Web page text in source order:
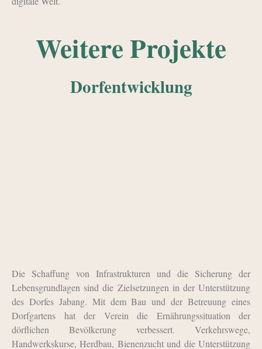
Weitere Projekte
Dorfentwicklung
Die Schaffung von Infrastrukturen und die Sicherung der
Lebensgrundlagen sind die Zielsetzungen in der Unterstützung
des Dorfes Jabang. Mit dem Bau und der Betreuung eines
Dorfgartens hat der Verein die Ernährungssituation der
dörflichen Bevölkerung verbessert. Verkehrswege,
Handwerkskurse, Herdbau, Bienenzucht und die Unterstützung